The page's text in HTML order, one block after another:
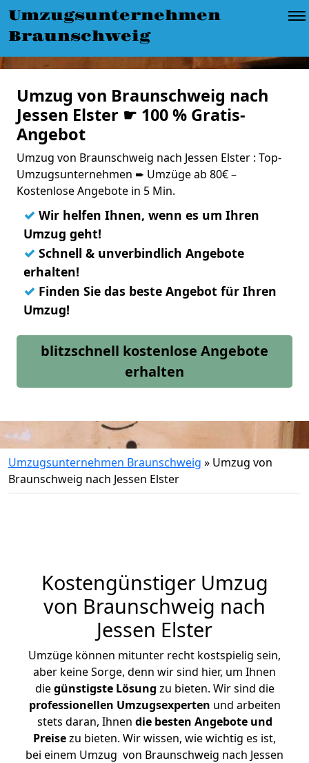
Umzugsunternehmen
Braunschweig
Umzug von Braunschweig nach
Jessen Elster ☛ 100 % Gratis-
Angebot
Umzug von Braunschweig nach Jessen Elster : Top-
Umzugsunternehmen ➨ Umzüge ab 80€ –
Kostenlose Angebote in 5 Min.
✓ Wir helfen Ihnen, wenn es um Ihren
Umzug geht!
✓ Schnell & unverbindlich Angebote
erhalten!
✓ Finden Sie das beste Angebot für Ihren
Umzug!
blitzschnell kostenlose Angebote
erhalten
Umzugsunternehmen Braunschweig » Umzug von
Braunschweig nach Jessen Elster
Kostengünstiger Umzug
von Braunschweig nach
Jessen Elster
Umzüge können mitunter recht kostspielig sein,
aber keine Sorge, denn wir sind hier, um Ihnen
diegünstigste Lösung zu bieten. Wir sind die
professionellen Umzugsexperten und arbeiten
stets daran, Ihnen die besten Angebote und
Preisezu bieten. Wir wissen, wie wichtig es ist,
bei einem Umzug von Braunschweig nach Jessen